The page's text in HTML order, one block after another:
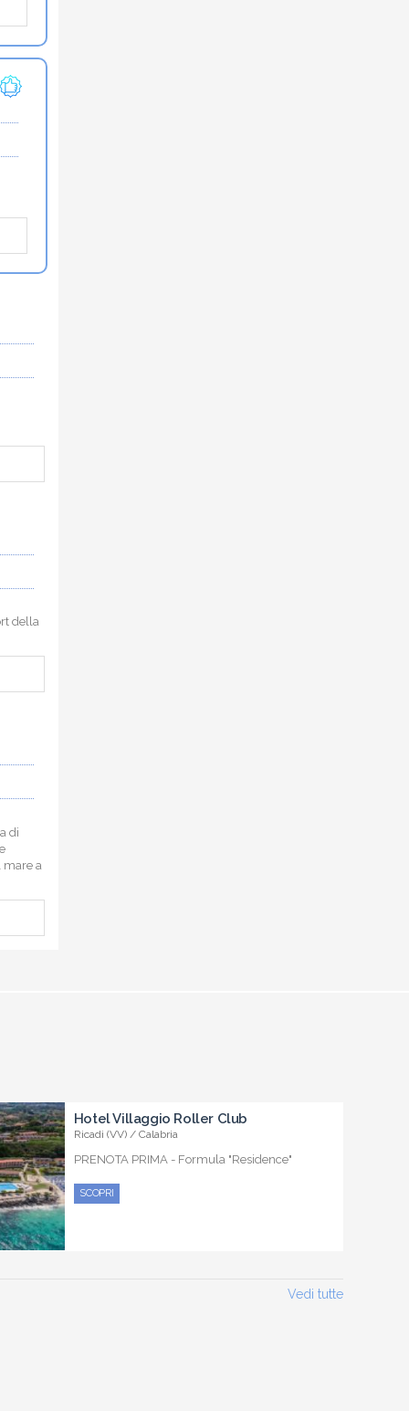
della
di
mare a
Hotel Villaggio Roller Club
Ricadi (VV) / Calabria
PRENOTA PRIMA - Formula "Residence"
SCOPRI
Vedi tutte